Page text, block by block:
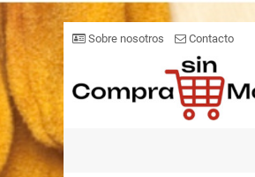
Sobre nosotros Contacto